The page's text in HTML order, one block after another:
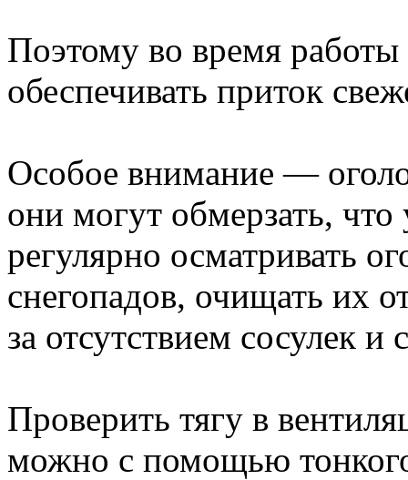
Поэтому во время
обеспечивать приток
Особое внимание —
они могут обмерзать, что
регулярно осматривать
снегопадов, очищать их
за отсутствием сосулек
Проверить тягу в
можно с помощью